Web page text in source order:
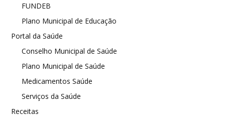
FUNDEB
Plano Municipal de Educação
Portal da Saúde
Conselho Municipal de Saúde
Plano Municipal de Saúde
Medicamentos Saúde
Serviços da Saúde
Receitas